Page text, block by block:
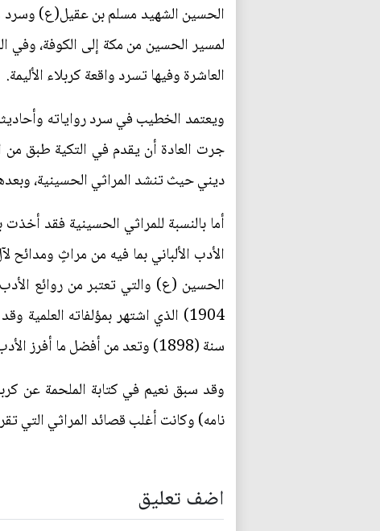
الحسين الشهيد مسلم بن عقيل(ع) وسرد
لمسير الحسين من مكة إلى الكوفة، وفي
العاشرة وفيها تسرد واقعة كربلاء الأليمة.
ويعتمد الخطيب في سرد رواياته
جرت العادة أن يقدم في التكية طبق من
ديني حيث تنشد المراثي الحسينية،
أما بالنسبة للمراثي الحسينية فقد
سنة (1898) وتعد من أفضل ما أفرز الأدب البكتاشي وقد قسم نعيم ملحمته إلى خمسة وعشرين فصلا.
وقد سبق نعيم في كتابة الملحمة عن
نامه) وكانت أغلب قصائد المراثي التي
اضف تعليق